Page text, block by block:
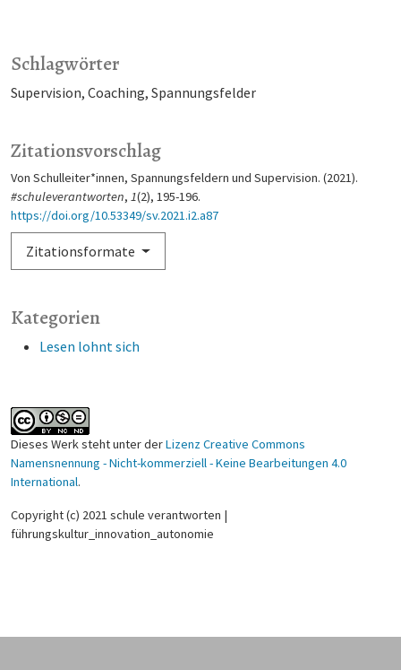
Schlagwörter
Supervision Coaching Spannungsfelder
Kategorien
Lesen lohnt sich
Zitationsvorschlag
Von Schulleiter*innen, Spannungsfeldern und Supervision. (2021).
#schuleverantworten, 1(2), 195-196.
https://doi.org/10.53349/sv.2021.i2.a87
Zitationsformate
Dieses Werk steht unter derLizenz Creative Commons
Namensnennung - Nicht-kommerziell - Keine Bearbeitungen 4.0
International.
Copyright (c) 2021 schule verantworten |
führungskultur_innovation_autonomie